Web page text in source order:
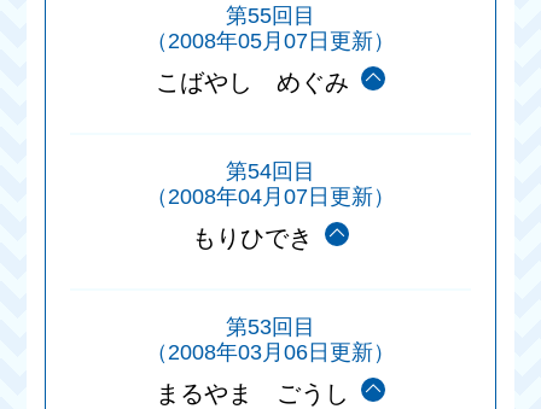
第55回目
（2008年05月07日更新）
こばやし めぐみ
第54回目
（2008年04月07日更新）
もりひでき
第53回目
（2008年03月06日更新）
まるやま ごうし